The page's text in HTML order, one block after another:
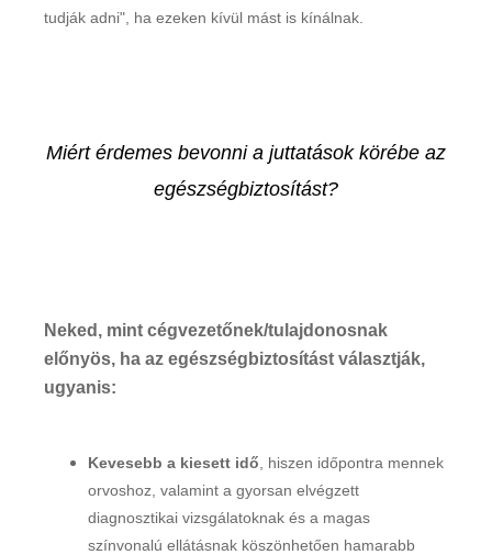
tudják adni", ha ezeken kívül mást is kínálnak.
Miért érdemes bevonni a juttatások körébe az
egészségbiztosítást?
Neked, mint cégvezetőnek/tulajdonosnak
előnyös, ha az egészségbiztosítást választják,
ugyanis:
Kevesebb a kiesett idő , hiszen időpontra mennek
orvoshoz, valamint a gyorsan elvégzett
diagnosztikai vizsgálatoknak és a magas
színvonalú ellátásnak köszönhetően hamarabb